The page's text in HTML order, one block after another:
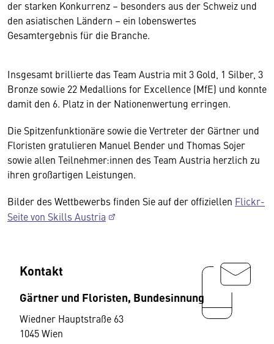
der starken Konkurrenz – besonders aus der Schweiz und
den asiatischen Ländern – ein lobenswertes
Gesamtergebnis für die Branche.
Insgesamt brillierte das Team Austria mit 3 Gold, 1 Silber, 3
Bronze sowie 22 Medallions for Excellence (MfE) und konnte
damit den 6. Platz in der Nationenwertung erringen.
Die Spitzenfunktionäre sowie die Vertreter der Gärtner und
Floristen gratulieren Manuel Bender und Thomas Sojer
sowie allen Teilnehmer:innen des Team Austria herzlich zu
ihren großartigen Leistungen.
Bilder des Wettbewerbs finden Sie auf der offiziellen Flickr-
Seite von Skills Austria
Kontakt
Gärtner und Floristen, Bundesinnung
Wiedner Hauptstraße 63
1045 Wien